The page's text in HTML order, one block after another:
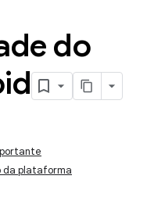
do
da plataforma